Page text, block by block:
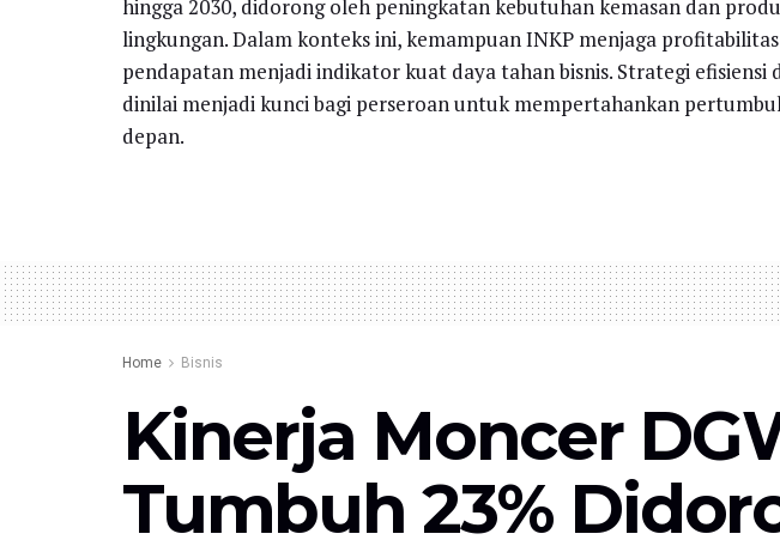
hingga 2030, didorong oleh peningkatan kebutuhan kemasan dan
lingkungan. Dalam konteks ini, kemampuan INKP menjaga
pendapatan menjadi indikator kuat daya tahan bisnis. Strategi efisiensi
dinilai menjadi kunci bagi perseroan untuk mempertahankan
depan.
Home Bisnis
Kinerja Moncer
Tumbuh 23%